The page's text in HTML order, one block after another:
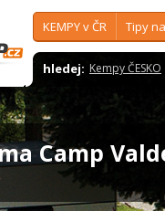
KEMPY v ČR Tipy
hledej: Kempy ČESKO
Camp